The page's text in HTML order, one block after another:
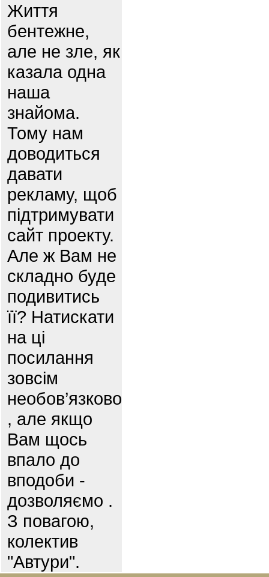
Життя
бентежне,
але не зле, як
казала одна
наша
знайома.
Тому нам
доводиться
давати
рекламу, щоб
підтримувати
сайт проекту.
Але ж Вам не
складно буде
подивитись
її? Натискати
на ці
посилання
зовсім
необов’язково
, але якщо
Вам щось
впало до
вподоби -
дозволяємо .
З повагою,
колектив
"Автури".